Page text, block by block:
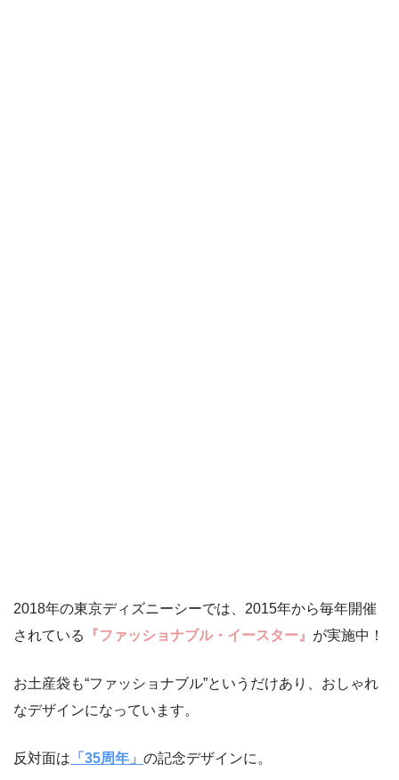
2018年の東京ディズニーシーでは、2015年から毎年開催
されている
『ファッショナブル・イースター』 が実施中！
お土産袋も“ファッショナブル”というだけあり、おしゃれ
なデザインになっています。
反対面は 「35周年」 の記念デザインに。